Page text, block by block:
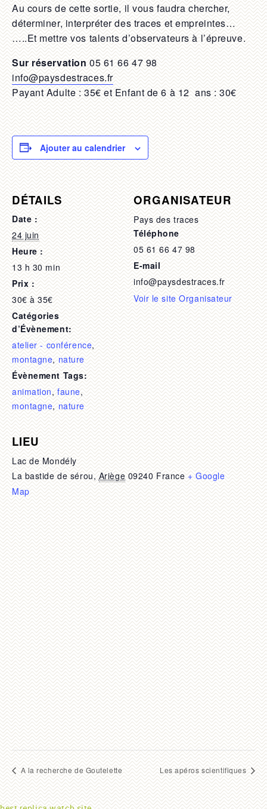
Au cours de cette sortie, il vous faudra chercher,
déterminer, interpréter des traces et empreintes…
…..Et mettre vos talents d’observateurs à l’épreuve.
Sur réservation05 61 66 47 98
info@paysdestraces.fr
Payant Adulte : 35€ et Enfant de 6 à 12 ans : 30€
Ajouter au calendrier
DÉTAILS
Date :
24 juin
Heure :
13 h 30 min
Prix :
30€ à 35€
Catégories
d’Évènement:
atelier - conférence,
montagne,nature
Évènement Tags:
animation,faune,
montagne,nature
ORGANISATEUR
Pays des traces
Téléphone
05 61 66 47 98
E-mail
info@paysdestraces.fr
Voir le site Organisateur
LIEU
Lac de Mondély
La bastide de sérou, Ariège 09240 France + Google
Map
A la recherche de Goutelette Les apéros scientifiques